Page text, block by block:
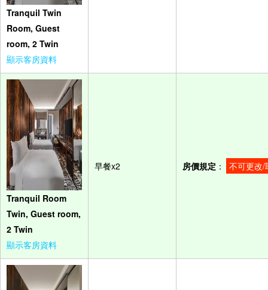
Tranquil Twin
Room, Guest
room, 2 Twin
顯示客房資料
Tranquil Room
Twin, Guest room,
2 Twin
顯示客房資料
早餐x2 房價規定 ： 不可更改/